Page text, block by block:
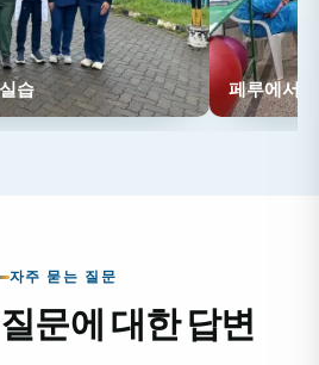
습 페루에서
자주 묻는 질문
문에 대한 답변